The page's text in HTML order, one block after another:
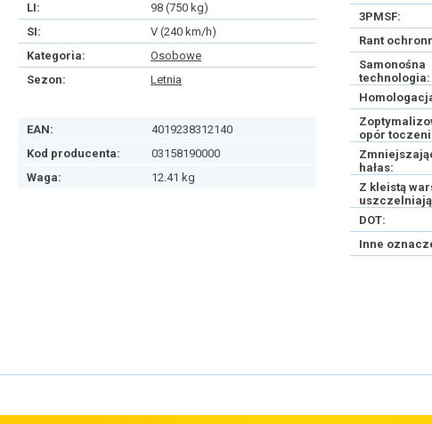
LI:
98 (750 kg)
SI:
V (240 km/h)
Kategoria:
Osobowe
Sezon:
Letnia
EAN:
4019238312140
Kod producenta:
03158190000
Waga:
12.41 kg
3PMSF:
Rant
Samonośna
technologia:
opór
hałas:
Z kleistą
DOT:
Inne